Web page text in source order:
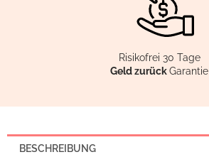
Risikofrei 30 Tage
Geld zurückGarantie
BESCHREIBUNG